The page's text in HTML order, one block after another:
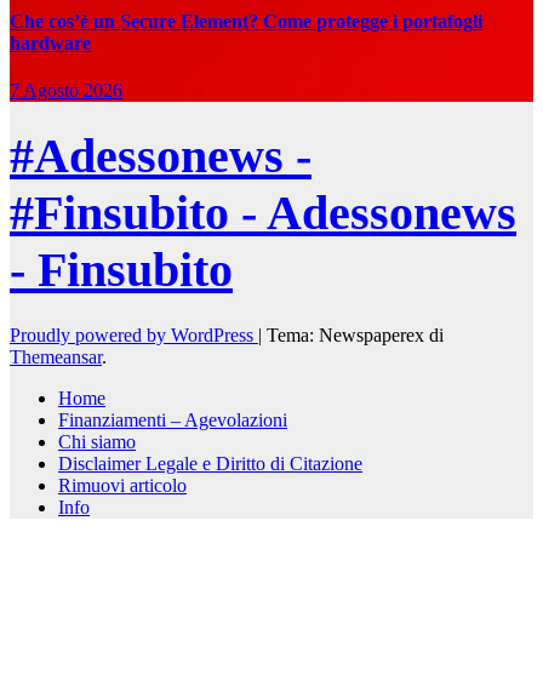
Che cos’è un Secure Element? Come protegge i portafogli
hardware
7 Agosto 2026
#Adessonews -
#Finsubito - Adessonews
- Finsubito
Proudly powered by WordPress | Tema: Newspaperex di
Themeansar.
Home
Finanziamenti – Agevolazioni
Chi siamo
Disclaimer Legale e Diritto di Citazione
Rimuovi articolo
Info